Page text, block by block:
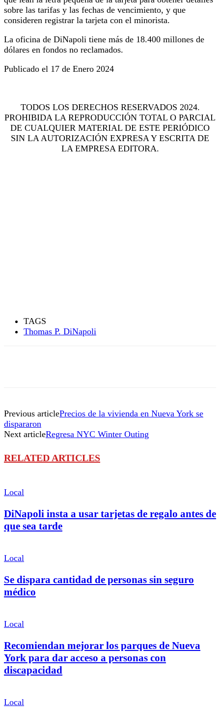
sobre las tarifas y las fechas de vencimiento, y que
consideren registrar la tarjeta con el minorista.
La oficina de DiNapoli tiene más de 18.400 millones de
dólares en fondos no reclamados.
Publicado el 17 de Enero 2024
TODOS LOS DERECHOS RESERVADOS 2024.
PROHIBIDA LA REPRODUCCIÓN TOTAL O PARCIAL
DE CUALQUIER MATERIAL DE ESTE PERIÓDICO
SIN LA AUTORIZACIÓN EXPRESA Y ESCRITA DE
LA EMPRESA EDITORA.
TAGS
Thomas P. DiNapoli
Previous articlePrecios de la vivienda en Nueva York se
dispararon
Next articleRegresa NYC Winter Outing
RELATED ARTICLES
Local
DiNapoli insta a usar tarjetas de regalo antes de
que sea tarde
Local
Se dispara cantidad de personas sin seguro
médico
Local
Recomiendan mejorar los parques de Nueva
York para dar acceso a personas con
discapacidad
Local